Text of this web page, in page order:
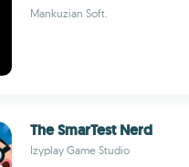
Mankuzian Soft.
The SmarTest Nerd
Izyplay Game Studio